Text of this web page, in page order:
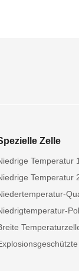
Zelle
Temperatur
Temperatur